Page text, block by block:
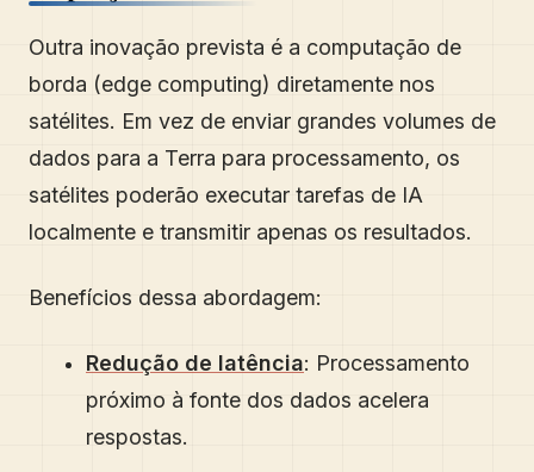
Outra inovação prevista é a computação de
borda (edge computing) diretamente nos
satélites. Em vez de enviar grandes volumes de
dados para a Terra para processamento, os
satélites poderão executar tarefas de IA
localmente e transmitir apenas os resultados.
Benefícios dessa abordagem:
Redução de latência: Processamento
próximo à fonte dos dados acelera
respostas.